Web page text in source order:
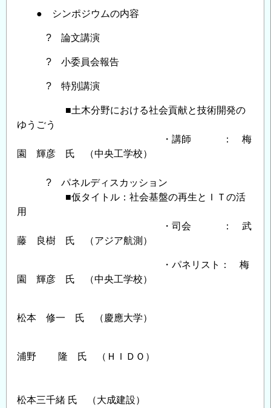
● シンポジウムの内容
? 論文講演
? 小委員会報告
? 特別講演
■土木分野における社会貢献と技術開発の
ゆうごう
・講師 ： 梅
園 輝彦 氏 （中央工学校）
? パネルディスカッション
■仮タイトル：社会基盤の再生とＩＴの活
用
・司会 ： 武
藤 良樹 氏 （アジア航測）
・パネリスト： 梅
園 輝彦 氏 （中央工学校）
松本 修一 氏 （慶應大学）
浦野 隆 氏 （ＨＩＤＯ）
松本三千緒 氏 （大成建設）